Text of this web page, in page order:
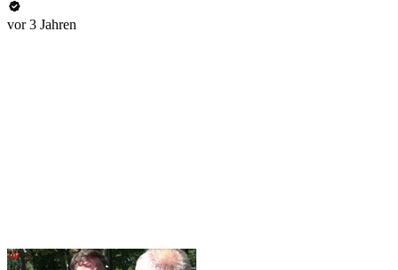
vor 3 Jahren